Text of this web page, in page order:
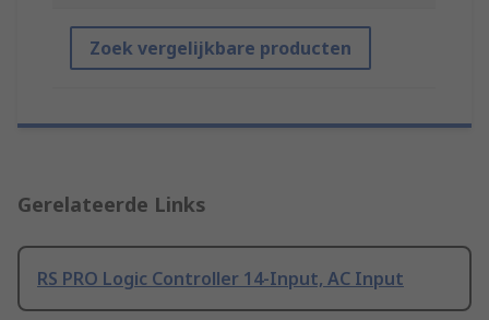
Zoek vergelijkbare producten
Gerelateerde Links
RS PRO Logic Controller 14-Input, AC Input